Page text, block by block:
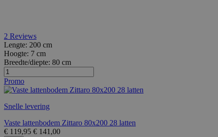
2 Reviews
Lengte: 200 cm
Hoogte: 7 cm
Breedte/diepte: 80 cm
Promo
Snelle levering
Vaste lattenbodem Zittaro 80x200 28 latten
€ 119,95 € 141,00